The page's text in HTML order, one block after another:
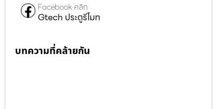
Facebook คลิก
Gtech ประตูรีโมท
บทความที่คล้ายกัน